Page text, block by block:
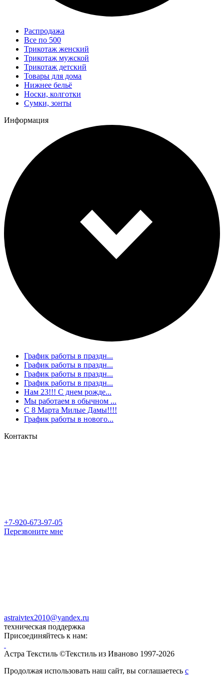
Распродажа
Все по 500
Трикотаж женский
Трикотаж мужской
Трикотаж детский
Товары для дома
Нижнее бельё
Носки, колготки
Сумки, зонты
Информация
График работы в праздн...
График работы в праздн...
График работы в праздн...
График работы в праздн...
Нам 23!!! С днем рожде...
Мы работаем в обычном ...
С 8 Марта Милые Дамы!!!!
График работы в нового...
Контакты
+7-920-673-97-05
Перезвоните мне
astraivtex2010@yandex.ru
техническая поддержка
Присоединяйтесь к нам:
Астра Текстиль ©Текстиль из Иваново 1997-2026
Продолжая использовать наш сайт, вы соглашаетесь с